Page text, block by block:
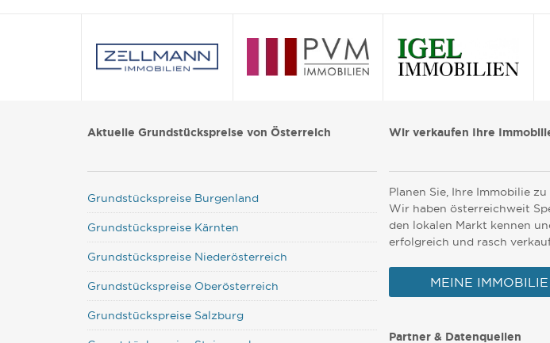
Aktuelle Grundstückspreise von Österreich
Grundstückspreise Burgenland
Grundstückspreise Kärnten
Grundstückspreise Niederösterreich
Grundstückspreise Oberösterreich
Grundstückspreise Salzburg
Wir verkaufen Ihre
Planen Sie, Ihre Immobilie
Wir haben österreichweit
den lokalen Markt kennen
erfolgreich und rasch
MEINE
Partner & Datenquellen